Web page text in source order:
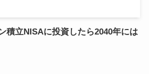
積立NISAに投資したら2040年には